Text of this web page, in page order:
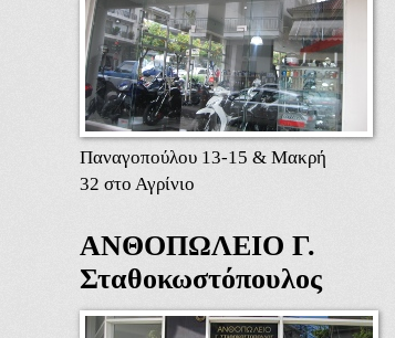
Παναγοπούλου 13-15 & Μακρή
32 στο Αγρίνιο
ΑΝΘΟΠΩΛΕΙΟ Γ.
Σταθοκωστόπουλος